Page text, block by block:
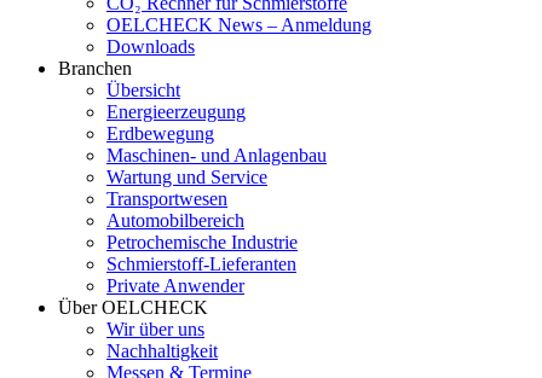
OELCHECK News – Anmeldung
Downloads
Branchen
Übersicht
Energieerzeugung
Erdbewegung
Maschinen- und Anlagenbau
Wartung und Service
Transportwesen
Automobilbereich
Petrochemische Industrie
Schmierstoff-Lieferanten
Private Anwender
Über OELCHECK
Wir über uns
Nachhaltigkeit
Messen & Termine